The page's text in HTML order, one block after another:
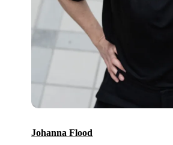
Johanna Flood